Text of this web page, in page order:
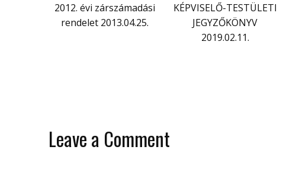
2012. évi zárszámadási
rendelet 2013.04.25.
KÉPVISELŐ-TESTÜLETI
JEGYZŐKÖNYV
2019.02.11.
Leave a Comment